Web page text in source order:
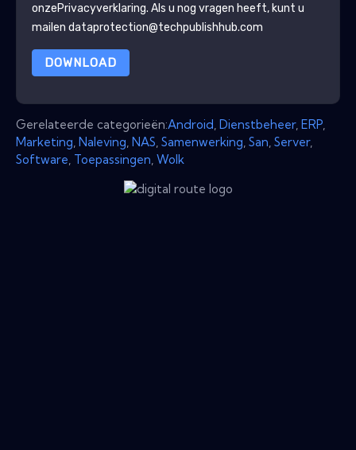
onzePrivacyverklaring. Als u nog vragen heeft, kunt u
mailen dataprotection@techpublishhub.com
DOWNLOAD
Gerelateerde categorieën:Android Dienstbeheer, ERP
Marketing Naleving NAS Samenwerking San Server,
Software Toepassingen Wolk